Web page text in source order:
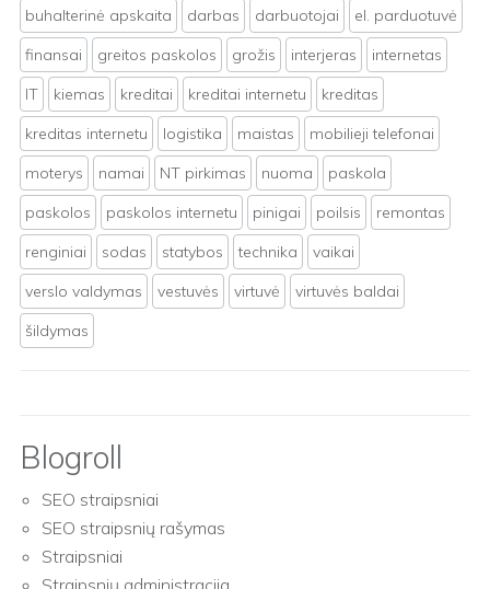
buhalterinė apskaita
darbas darbuotojai
el. parduotuvė
finansai
greitos paskolos grožis interjeras
internetas
IT
kiemas kreditai kreditai internetu
kreditas
kreditas internetu
logistika maistas
mobilieji telefonai
moterys
namai NT pirkimas nuoma
paskola
paskolos
paskolos internetu pinigai poilsis
remontas
renginiai
sodas statybos technika
vaikai
verslo valdymas
vestuvės virtuvė
virtuvės baldai
šildymas
Blogroll
SEO straipsniai
SEO straipsnių rašymas
Straipsniai